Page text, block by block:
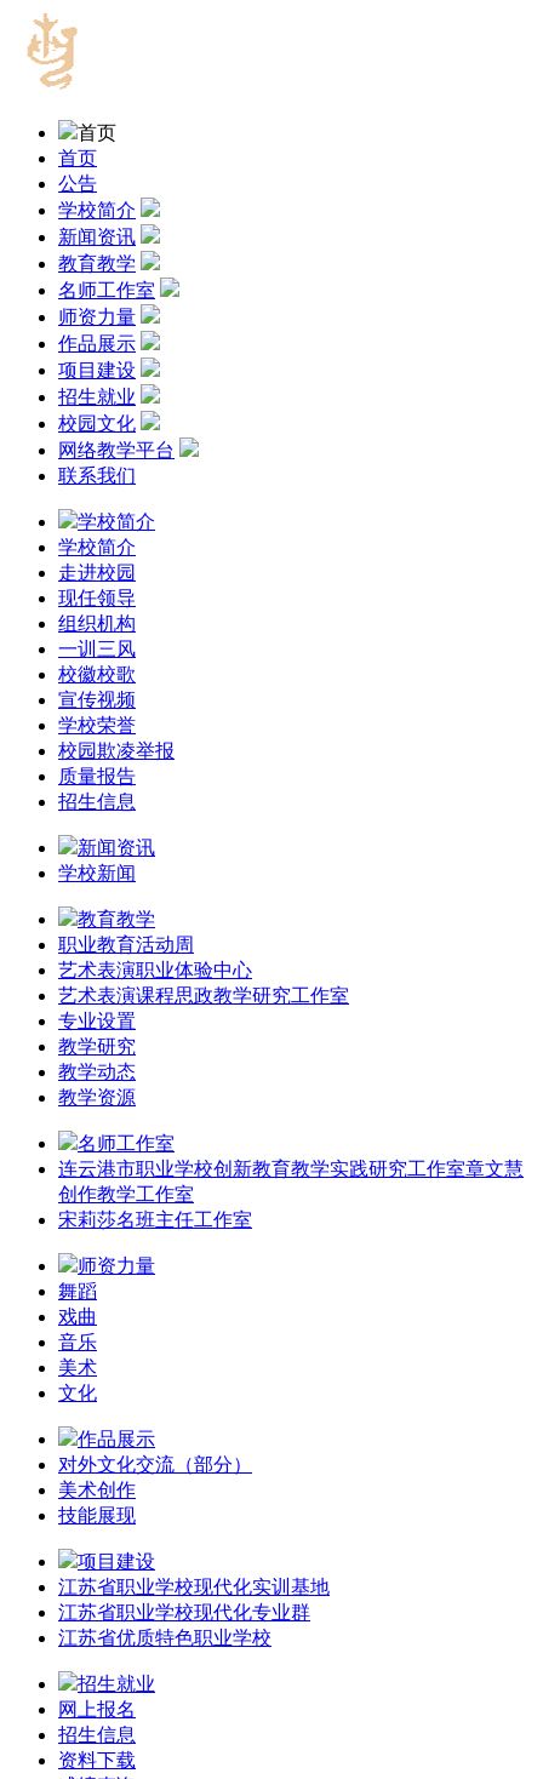
首页
首页
公告
学校简介
新闻资讯
教育教学
名师工作室
师资力量
作品展示
项目建设
招生就业
校园文化
网络教学平台
联系我们
学校简介
学校简介
走进校园
现任领导
组织机构
一训三风
校徽校歌
宣传视频
学校荣誉
校园欺凌举报
质量报告
招生信息
新闻资讯
学校新闻
教育教学
职业教育活动周
艺术表演职业体验中心
艺术表演课程思政教学研究工作室
专业设置
教学研究
教学动态
教学资源
名师工作室
连云港市职业学校创新教育教学实践研究工作室章文慧
创作教学工作室
宋莉莎名班主任工作室
师资力量
舞蹈
戏曲
音乐
美术
文化
作品展示
对外文化交流（部分）
美术创作
技能展现
项目建设
江苏省职业学校现代化实训基地
江苏省职业学校现代化专业群
江苏省优质特色职业学校
招生就业
网上报名
招生信息
资料下载